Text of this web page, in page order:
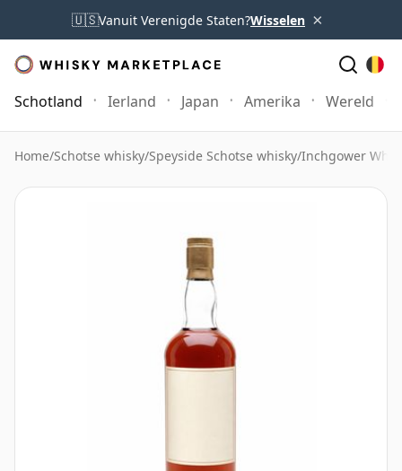
🇺🇸Vanuit Verenigde Staten?Wisselen ×
Schotland Ierland Japan Amerika Wereld
Home/Schotse whisky/Speyside Schotse whisky/Inchgower